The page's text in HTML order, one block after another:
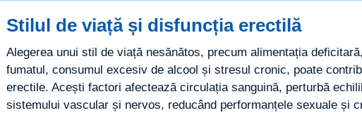
Stilul de viață și disfuncția erectilă
Alegerea unui stil de viață nesănătos, precum alimentația
fumatul, consumul excesiv de alcool și stresul cronic, poate
erectile. Acești factori afectează circulația sanguină, perturbă
sistemului vascular și nervos, reducând performanțele sexuale și